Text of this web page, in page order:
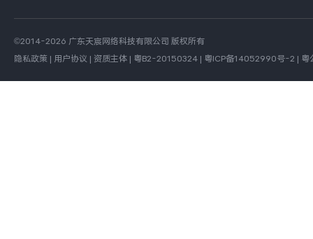
©2014-2026 广东天宸网络科技有限公司 版权所有
隐私政策 | 用户协议 | 资质主体 | 粤B2-20150324 | 粤ICP备14052990号-2 | 粤